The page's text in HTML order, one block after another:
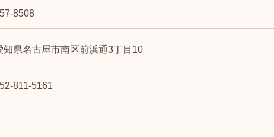
8508
知県名古屋市南区前浜通3丁目10
811-5161